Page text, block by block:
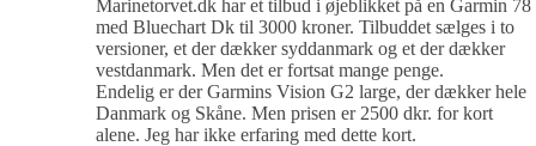
Marinetorvet.dk har et tilbud i øjeblikket på en Garmin 78
med Bluechart Dk til 3000 kroner. Tilbuddet sælges i to
versioner, et der dækker syddanmark og et der dækker
vestdanmark. Men det er fortsat mange penge.
Endelig er der Garmins Vision G2 large, der dækker hele
Danmark og Skåne. Men prisen er 2500 dkr. for kort
alene. Jeg har ikke erfaring med dette kort.